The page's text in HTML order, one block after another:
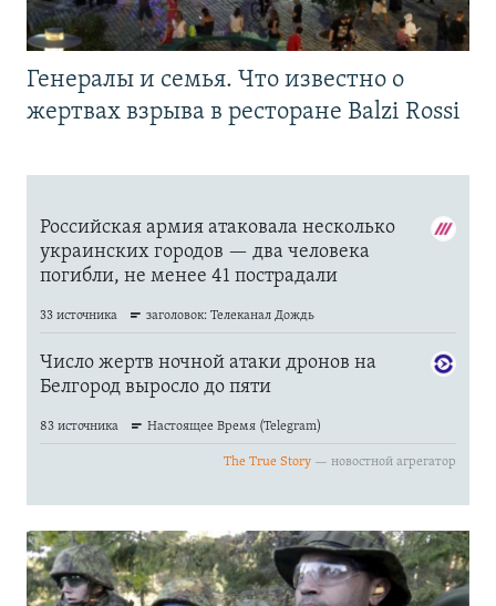
Генералы и семья. Что известно о
жертвах взрыва в ресторане Balzi Rossi